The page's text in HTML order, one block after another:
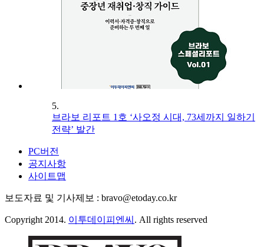
5.
브라보 리포트 1호 ‘사오정 시대, 73세까지 일하기
전략’ 발간
PC버전
공지사항
사이트맵
보도자료 및 기사제보 : bravo@etoday.co.kr
Copyright 2014. 이투데이피엔씨 . All rights reserved